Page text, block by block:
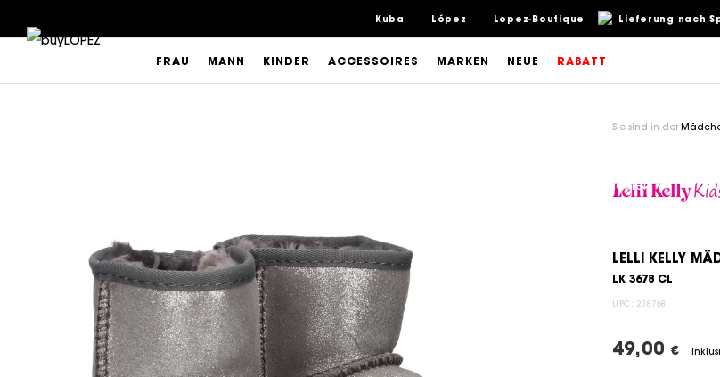
Lieferung nach
Kuba López Lopez-Boutique
FRAU MANN KINDER ACCESSOIRES MARKEN NEUE RABATT
Sie sind in der
LELLI KELLY
LK 3678 CL
UPC: 208768
49,00 €